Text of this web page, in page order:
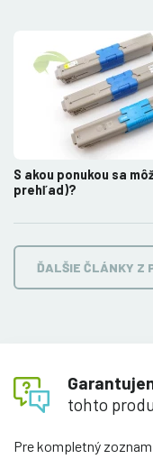
S akou ponukou sa
prehľad)?
ĎALŠIE ČLÁNKY Z
tohto
Pre kompletný